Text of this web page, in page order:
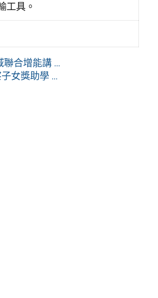
工具。
合增能講 ...
女獎助學 ...